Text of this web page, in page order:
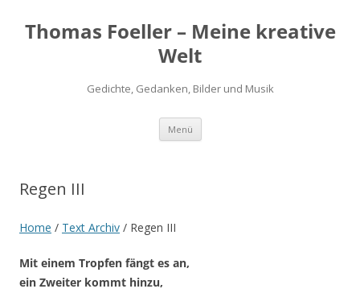
Thomas Foeller – Meine kreative
Welt
Gedichte, Gedanken, Bilder und Musik
Menü Zum
springen
Regen III
Home / Text Archiv / Regen III
Mit einem Tropfen fängt es an,
ein Zweiter kommt hinzu,